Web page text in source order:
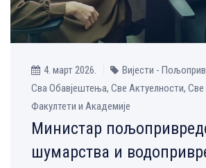
4. март 2026.
Вијести -
Сва Обавјештења, Све Aктуелности, Све
Факултети и Академије
Министар
шумарства и